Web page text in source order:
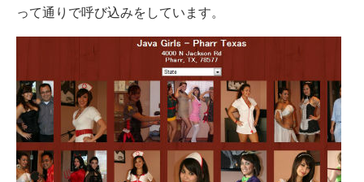
って通りで呼び込みをしています。